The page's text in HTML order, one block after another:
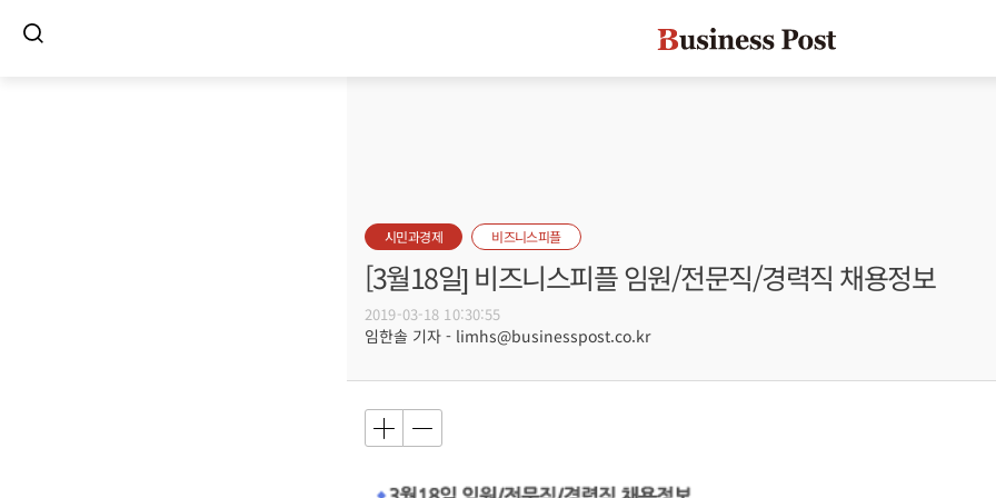
시민과경제 비즈니스피플
[3월18일] 비즈니스피플 임원/전문직/경력직 채용정보
2019-03-18 10:30:55
임한솔 기자 - limhs@businesspost.co.kr